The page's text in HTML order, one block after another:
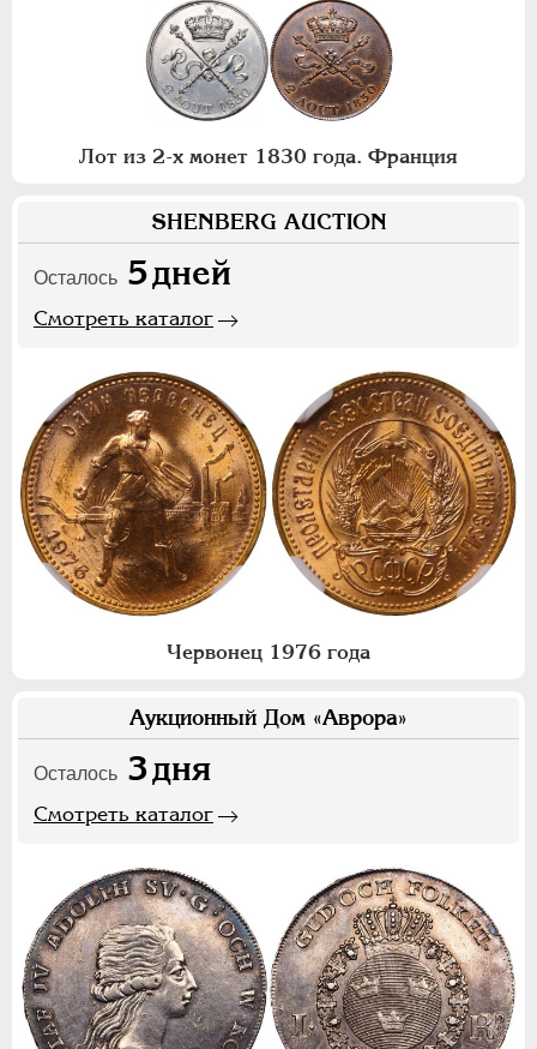
Лот из 2-х монет 1830 года. Франция
SHENBERG AUCTION
Осталось 5дней
Смотреть каталог
Червонец 1976 года
Аукционный Дом «Аврора»
Осталось 3дня
Смотреть каталог